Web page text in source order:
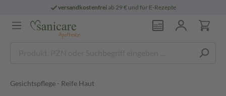
versandkostenfreiab 29 € und für E-Rezepte
Gesichtspflege - Reife Haut